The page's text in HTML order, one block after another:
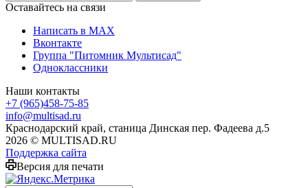
Оставайтесь на связи
Написать в MAX
Вконтакте
Группа "Питомник Мультисад"
Одноклассники
Наши контакты
+7 (965)458-75-85
info@multisad.ru
Краснодарский край, станица Динская пер. Фадеева д.5
2026 © MULTISAD.RU
Поддержка сайта
Версия для печати